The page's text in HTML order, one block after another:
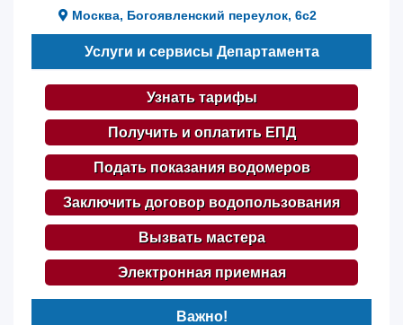
Москва, Богоявленский переулок, 6с2
Услуги и сервисы Департамента
Узнать тарифы
Получить и оплатить ЕПД
Подать показания водомеров
Заключить договор водопользования
Вызвать мастера
Электронная приемная
Важно!